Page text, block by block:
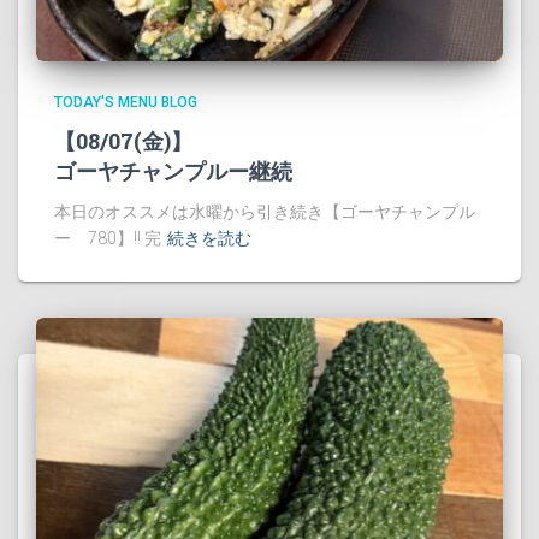
TODAY'S MENU BLOG
【08/07(金)】
ゴーヤチャンプルー継続
本日のオススメは水曜から引き続き【ゴーヤチャンプル
ー 780】!! 完 続きを読む